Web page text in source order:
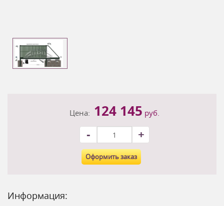
Цена: 124 145 руб.
- +
Оформить заказ
Информация: